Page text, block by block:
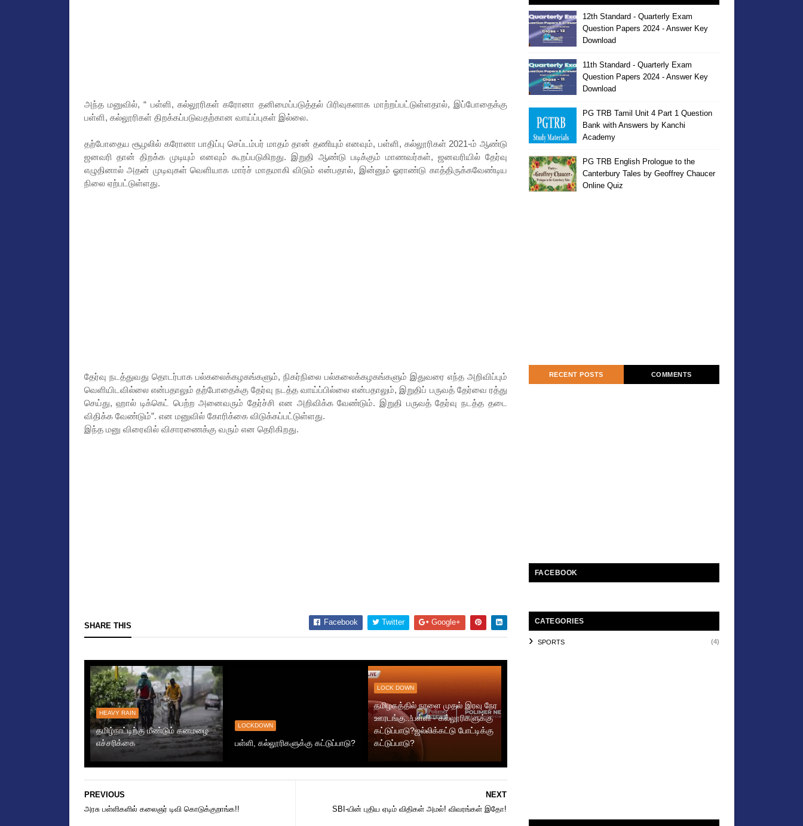
அந்த மனுவில், “ பள்ளி, கல்லூரிகள் கரோனா தனிமைப்படுத்தல் பிரிவுகளாக மாற்றப்பட்டுள்ளதால், இப்போதைக்கு
பள்ளி, கல்லூரிகள் திறக்கப்படுவதற்கான வாய்ப்புகள் இல்லை.
தற்போதைய சூழலில் கரோனா பாதிப்பு செப்டம்பர் மாதம் தான் தணியும் எனவும், பள்ளி, கல்லூரிகள் 2021-ம் ஆண்டு
ஜனவரி தான் திறக்க முடியும் எனவும் கூறப்படுகிறது. இறுதி ஆண்டு படிக்கும் மாணவர்கள், ஜனவரியில் தேர்வு
எழுதினால் அதன் முடிவுகள் வெளியாக மார்ச் மாதமாகி விடும் என்பதால், இன்னும் ஓராண்டு காத்திருக்கவேண்டிய
நிலை ஏற்பட்டுள்ளது.
தேர்வு நடத்துவது தொடர்பாக பல்கலைக்கழகங்களும், நிகர்நிலை பல்கலைக்கழகங்களும் இதுவரை எந்த அறிவிப்பும்
வெளியிடவில்லை என்பதாலும் தற்போதைக்கு தேர்வு நடத்த வாய்ப்பில்லை என்பதாலும், இறுதிப் பருவத் தேர்வை ரத்து
செய்து, ஹால் டிக்கெட் பெற்ற அனைவரும் தேர்ச்சி என அறிவிக்க வேண்டும். இறுதி பருவத் தேர்வு நடத்த தடை
விதிக்க வேண்டும்”. என மனுவில் கோரிக்கை விடுக்கப்பட்டுள்ளது.
இந்த மனு விரைவில் விசாரணைக்கு வரும் என தெரிகிறது.
SHARE THIS Facebook Twitter Google+
HEAVY RAIN
தமிழ்நாட்டிற்கு மீண்டும் கனமழை
எச்சரிக்கை
LOCKDOWN
பள்ளி, கல்லூரிகளுக்கு கட்டுப்பாடு?
LOCK DOWN
தமிழகத்தில் நாளை முதல் இரவு நேர
ஊரடங்கு..!பள்ளி - கல்லூரிகளுக்கு
கட்டுப்பாடு?ஜல்லிக்கட்டு போட்டிக்கு
கட்டுப்பாடு?
NEXT
SBI-யின் புதிய ஏடிம் விதிகள் அமல்! விவரங்கள் இதோ!
PREVIOUS
அரசு பள்ளிகளில் கலைஞர் டிவி கொடுக்குறாங்க!!
12th Standard - Quarterly Exam
Question Papers 2024 - Answer Key
Download
11th Standard - Quarterly Exam
Question Papers 2024 - Answer Key
Download
PG TRB Tamil Unit 4 Part 1 Question
Bank with Answers by Kanchi
Academy
PG TRB English Prologue to the
Canterbury Tales by Geoffrey Chaucer
Online Quiz
RECENT POSTS COMMENTS
FACEBOOK
CATEGORIES
SPORTS (4)